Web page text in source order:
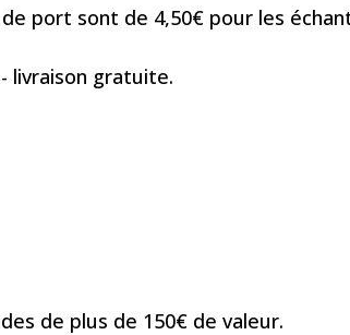
port sont de 4,50€ pour les
livraison gratuite.
de plus de 150€ de valeur.